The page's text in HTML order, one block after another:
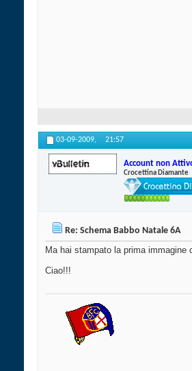
03-09-2009, 21:57
Account non
Crocettina Diamante
Re: Schema Babbo Natale 6A
Ma hai stampato la prima
Ciao!!!